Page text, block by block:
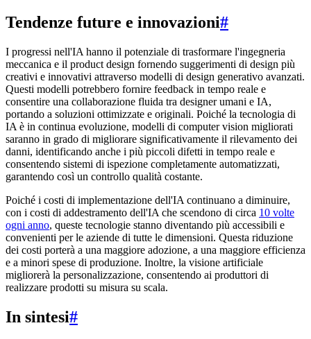
Tendenze future e innovazioni#
I progressi nell'IA hanno il potenziale di trasformare l'ingegneria
meccanica e il product design fornendo suggerimenti di design più
creativi e innovativi attraverso modelli di design generativo avanzati.
Questi modelli potrebbero fornire feedback in tempo reale e
consentire una collaborazione fluida tra designer umani e IA,
portando a soluzioni ottimizzate e originali. Poiché la tecnologia di
IA è in continua evoluzione, modelli di computer vision migliorati
saranno in grado di migliorare significativamente il rilevamento dei
danni, identificando anche i più piccoli difetti in tempo reale e
consentendo sistemi di ispezione completamente automatizzati,
garantendo così un controllo qualità costante.
Poiché i costi di implementazione dell'IA continuano a diminuire,
con i costi di addestramento dell'IA che scendono di circa 10 volte
ogni anno, queste tecnologie stanno diventando più accessibili e
convenienti per le aziende di tutte le dimensioni. Questa riduzione
dei costi porterà a una maggiore adozione, a una maggiore efficienza
e a minori spese di produzione. Inoltre, la visione artificiale
migliorerà la personalizzazione, consentendo ai produttori di
realizzare prodotti su misura su scala.
In sintesi#